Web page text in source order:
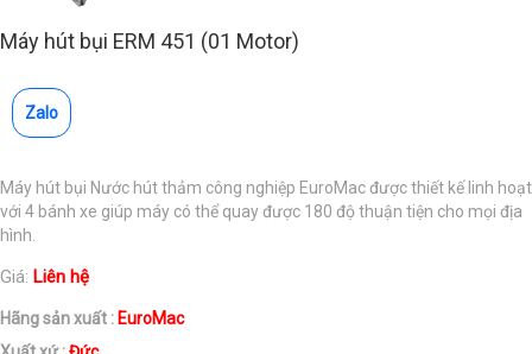
Máy hút bụi ERM 451 (01 Motor)
Zalo
Máy hút bụi Nước hút thảm công nghiệp EuroMac được thiết kế linh hoạt
với 4 bánh xe giúp máy có thể quay được 180 độ thuận tiện cho mọi địa
hình.
Giá: Liên hệ
Hãng sản xuất : EuroMac